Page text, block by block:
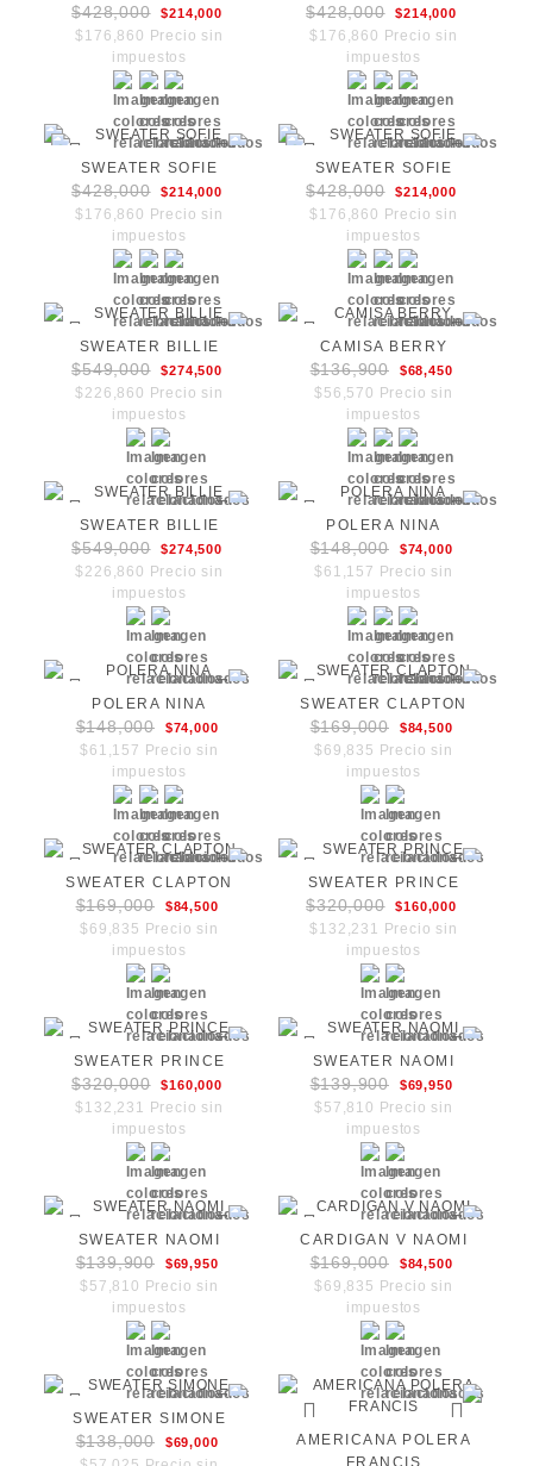
$428,000 $214,000
$176,860 Precio sin
impuestos
$428,000 $214,000
$176,860 Precio sin
impuestos
SWEATER SOFIE
$428,000 $214,000
$176,860 Precio sin
impuestos
SWEATER SOFIE
$428,000 $214,000
$176,860 Precio sin
impuestos
SWEATER BILLIE
$549,000 $274,500
$226,860 Precio sin
impuestos
CAMISA BERRY
$136,900 $68,450
$56,570 Precio sin
impuestos
SWEATER BILLIE
$549,000 $274,500
$226,860 Precio sin
impuestos
POLERA NINA
$148,000 $74,000
$61,157 Precio sin
impuestos
POLERA NINA
$148,000 $74,000
$61,157 Precio sin
impuestos
SWEATER CLAPTON
$169,000 $84,500
$69,835 Precio sin
impuestos
SWEATER CLAPTON
$169,000 $84,500
$69,835 Precio sin
impuestos
SWEATER PRINCE
$320,000 $160,000
$132,231 Precio sin
impuestos
SWEATER PRINCE
$320,000 $160,000
$132,231 Precio sin
impuestos
SWEATER NAOMI
$139,900 $69,950
$57,810 Precio sin
impuestos
SWEATER NAOMI
$139,900 $69,950
$57,810 Precio sin
impuestos
CARDIGAN V NAOMI
$169,000 $84,500
$69,835 Precio sin
impuestos
SWEATER SIMONE
$138,000 $69,000
AMERICANA POLERA
FRANCIS